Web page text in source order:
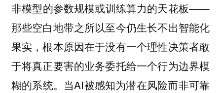
非模型的参数规模或训练算力的天花板——
那些空白地带之所以至今仍生长不出智能化
果实，根本原因在于没有一个理性决策者敢
于将真正要害的业务委托给一个行为边界模
糊的系统。当AI被感知为潜在风险而非可靠